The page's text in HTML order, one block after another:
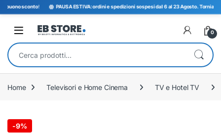
sconto! PAUSA ESTIVA: ordini e spedizioni sospesi dal 6 al 23 Agosto. Torniamo
Open 0
Cerca:
Home Televisori e Home Cinema TV e Hotel TV
-9%